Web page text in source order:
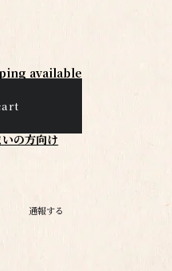
available
の方向け
通報する